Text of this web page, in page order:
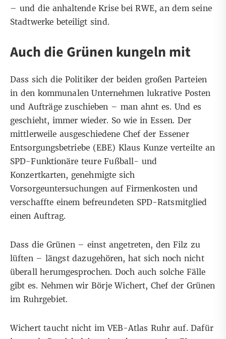
– und die anhaltende Krise bei RWE, an dem seine
Stadtwerke beteiligt sind.
Auch die Grünen kungeln mit
Dass sich die Politiker der beiden großen Parteien
in den kommunalen Unternehmen lukrative Posten
und Aufträge zuschieben – man ahnt es. Und es
geschieht, immer wieder. So wie in Essen. Der
mittlerweile ausgeschiedene Chef der Essener
Entsorgungsbetriebe (EBE) Klaus Kunze verteilte an
SPD-Funktionäre teure Fußball- und
Konzertkarten, genehmigte sich
Vorsorgeuntersuchungen auf Firmenkosten und
verschaffte einem befreundeten SPD-Ratsmitglied
einen Auftrag.
Dass die Grünen – einst angetreten, den Filz zu
lüften – längst dazugehören, hat sich noch nicht
überall herumgesprochen. Doch auch solche Fälle
gibt es. Nehmen wir Börje Wichert, Chef der Grünen
im Ruhrgebiet.
Wichert taucht nicht im VEB-Atlas Ruhr auf. Dafür